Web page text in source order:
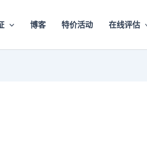
博客 特价活动 在线评估